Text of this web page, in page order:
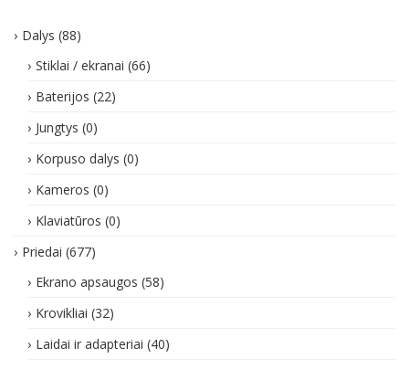
Dalys (88)
Stiklai / ekranai (66)
Baterijos (22)
Jungtys (0)
Korpuso dalys (0)
Kameros (0)
Klaviatūros (0)
Priedai (677)
Ekrano apsaugos (58)
Krovikliai (32)
Laidai ir adapteriai (40)